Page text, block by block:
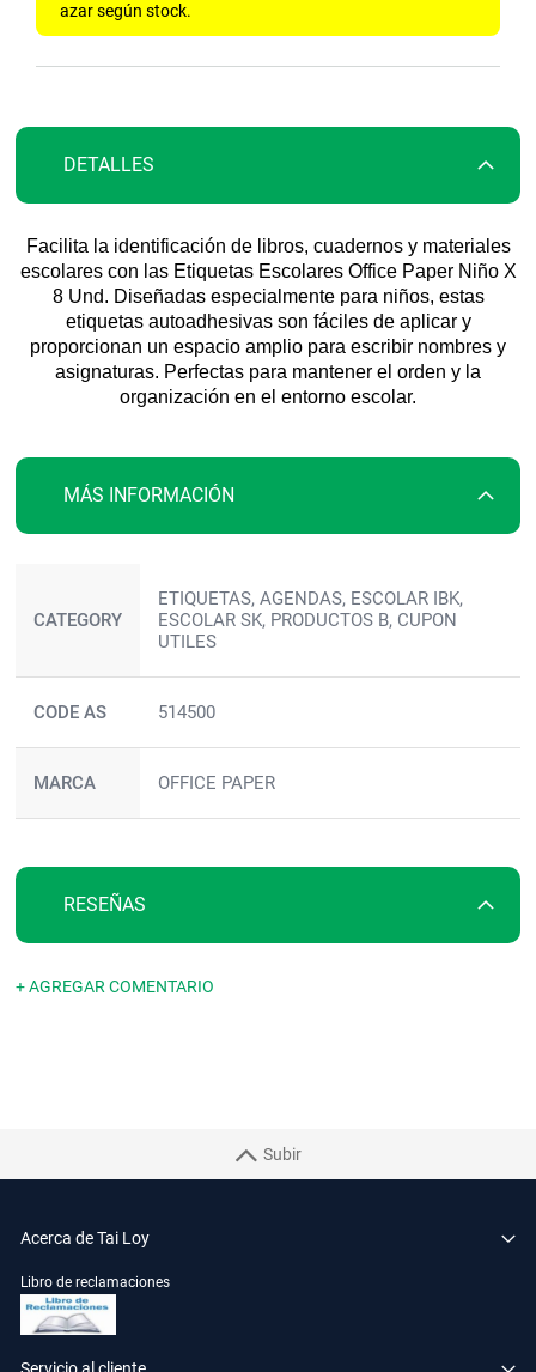
azar según stock.
DETALLES
Facilita la identificación de libros, cuadernos y materiales
escolares con las Etiquetas Escolares Office Paper Niño X
8 Und. Diseñadas especialmente para niños, estas
etiquetas autoadhesivas son fáciles de aplicar y
proporcionan un espacio amplio para escribir nombres y
asignaturas. Perfectas para mantener el orden y la
organización en el entorno escolar.
MÁS INFORMACIÓN
CATEGORY
ETIQUETAS, AGENDAS, ESCOLAR IBK,
ESCOLAR SK, PRODUCTOS B, CUPON
UTILES
CODE AS 514500
MARCA OFFICE PAPER
RESEÑAS
+ AGREGAR COMENTARIO
Subir
Acerca de Tai Loy
Libro de reclamaciones